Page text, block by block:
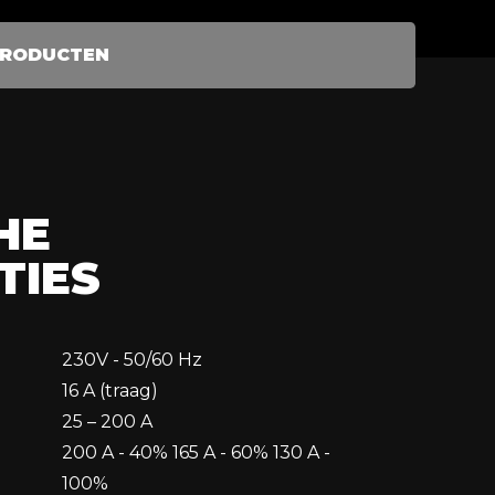
Argon/Co2, menggas
230V - 50/60 Hz
16 A (traag)
25 – 200 A
200 A - 40% 165 A - 60% 130 A -
100%